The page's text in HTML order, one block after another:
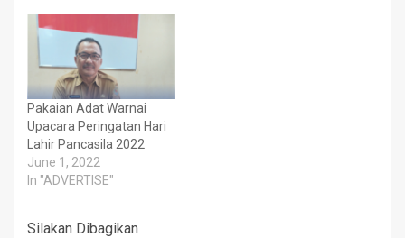
Pakaian Adat Warnai
Upacara Peringatan Hari
Lahir Pancasila 2022
June 1, 2022
In "ADVERTISE"
Silakan Dibagikan